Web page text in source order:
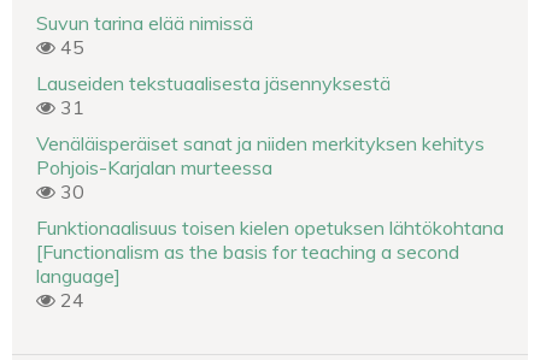
Suvun tarina elää nimissä
45
Lauseiden tekstuaalisesta jäsennyksestä
31
Venäläisperäiset sanat ja niiden merkityksen kehitys
Pohjois-Karjalan murteessa
30
Funktionaalisuus toisen kielen opetuksen lähtökohtana
[Functionalism as the basis for teaching a second
language]
24